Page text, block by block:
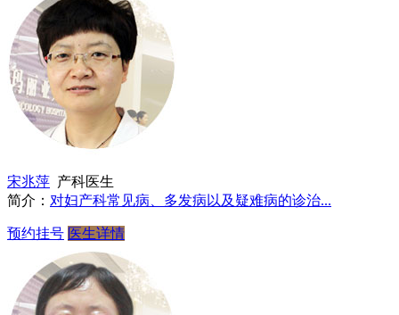
宋兆萍 产科医生
简介： 对妇产科常见病、多发病以及疑难病的诊治...
预约挂号 医生详情